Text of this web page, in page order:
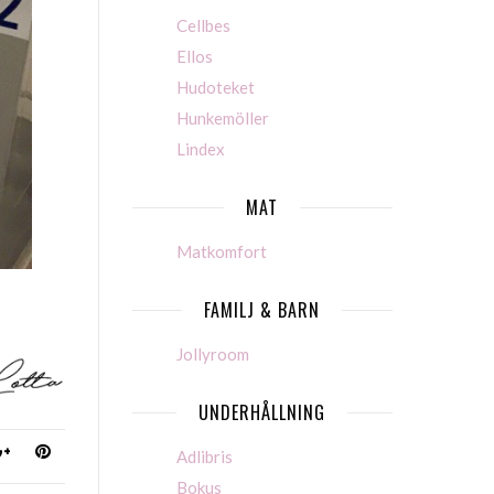
Cellbes
Ellos
Hudoteket
Hunkemöller
Lindex
MAT
Matkomfort
FAMILJ & BARN
Jollyroom
UNDERHÅLLNING
Adlibris
Bokus